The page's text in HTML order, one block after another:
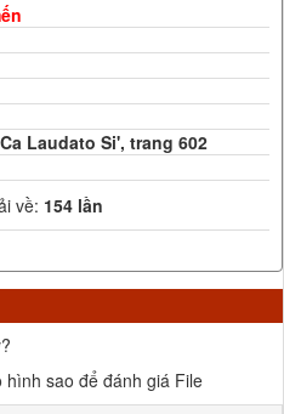
Laudato Si', trang 602
về: 154 lần
hình sao để đánh giá File